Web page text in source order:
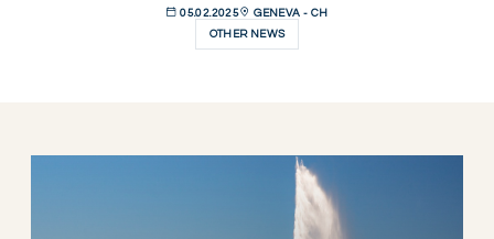
05.02.2025
GENEVA - CH
OTHER NEWS